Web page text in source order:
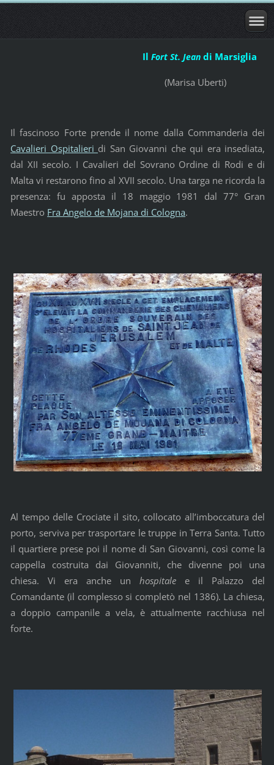
IlFort St. Jean di Marsiglia
(Marisa Uberti)
Il fascinoso Forte prende il nome dalla Commanderia dei
Cavalieri Ospitalieri di San Giovanni che qui era insediata,
dal XII secolo. I Cavalieri del Sovrano Ordine di Rodi e di
Malta vi restarono fino al XVII secolo. Una targa ne ricorda la
presenza: fu apposta il 18 maggio 1981 dal 77° Gran
Maestro Fra Angelo de Mojana di Cologna.
Al tempo delle Crociate il sito, collocato all’imboccatura del
porto, serviva per trasportare le truppe in Terra Santa. Tutto
il quartiere prese poi il nome di San Giovanni, così come la
cappella costruita dai Giovanniti, che divenne poi una
chiesa. Vi era anche unhospitale e il Palazzo del
Comandante (il complesso si completò nel 1386). La chiesa,
a doppio campanile a vela, è attualmente racchiusa nel
forte.